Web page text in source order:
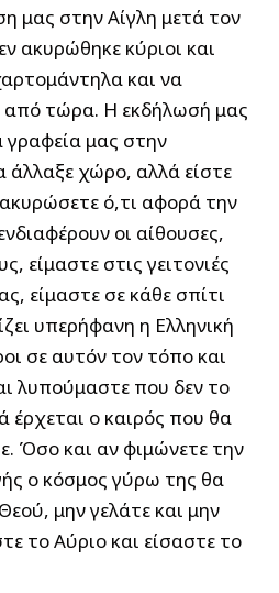
μας στην Αίγλη μετά τον
ακυρώθηκε κύριοι και
και να
από τώρα. Η εκδήλωσή μας
γραφεία μας στην
άλλαξε χώρο, αλλά είστε
ό,τι αφορά την
οι αίθουσες,
είμαστε στις γειτονιές
είμαστε σε κάθε σπίτι
υπερήφανη η Ελληνική
σε αυτόν τον τόπο και
λυπούμαστε που δεν το
έρχεται ο καιρός που θα
Όσο και αν φιμώνετε την
ο κόσμος γύρω της θα
μην γελάτε και μην
το Αύριο και είσαστε το